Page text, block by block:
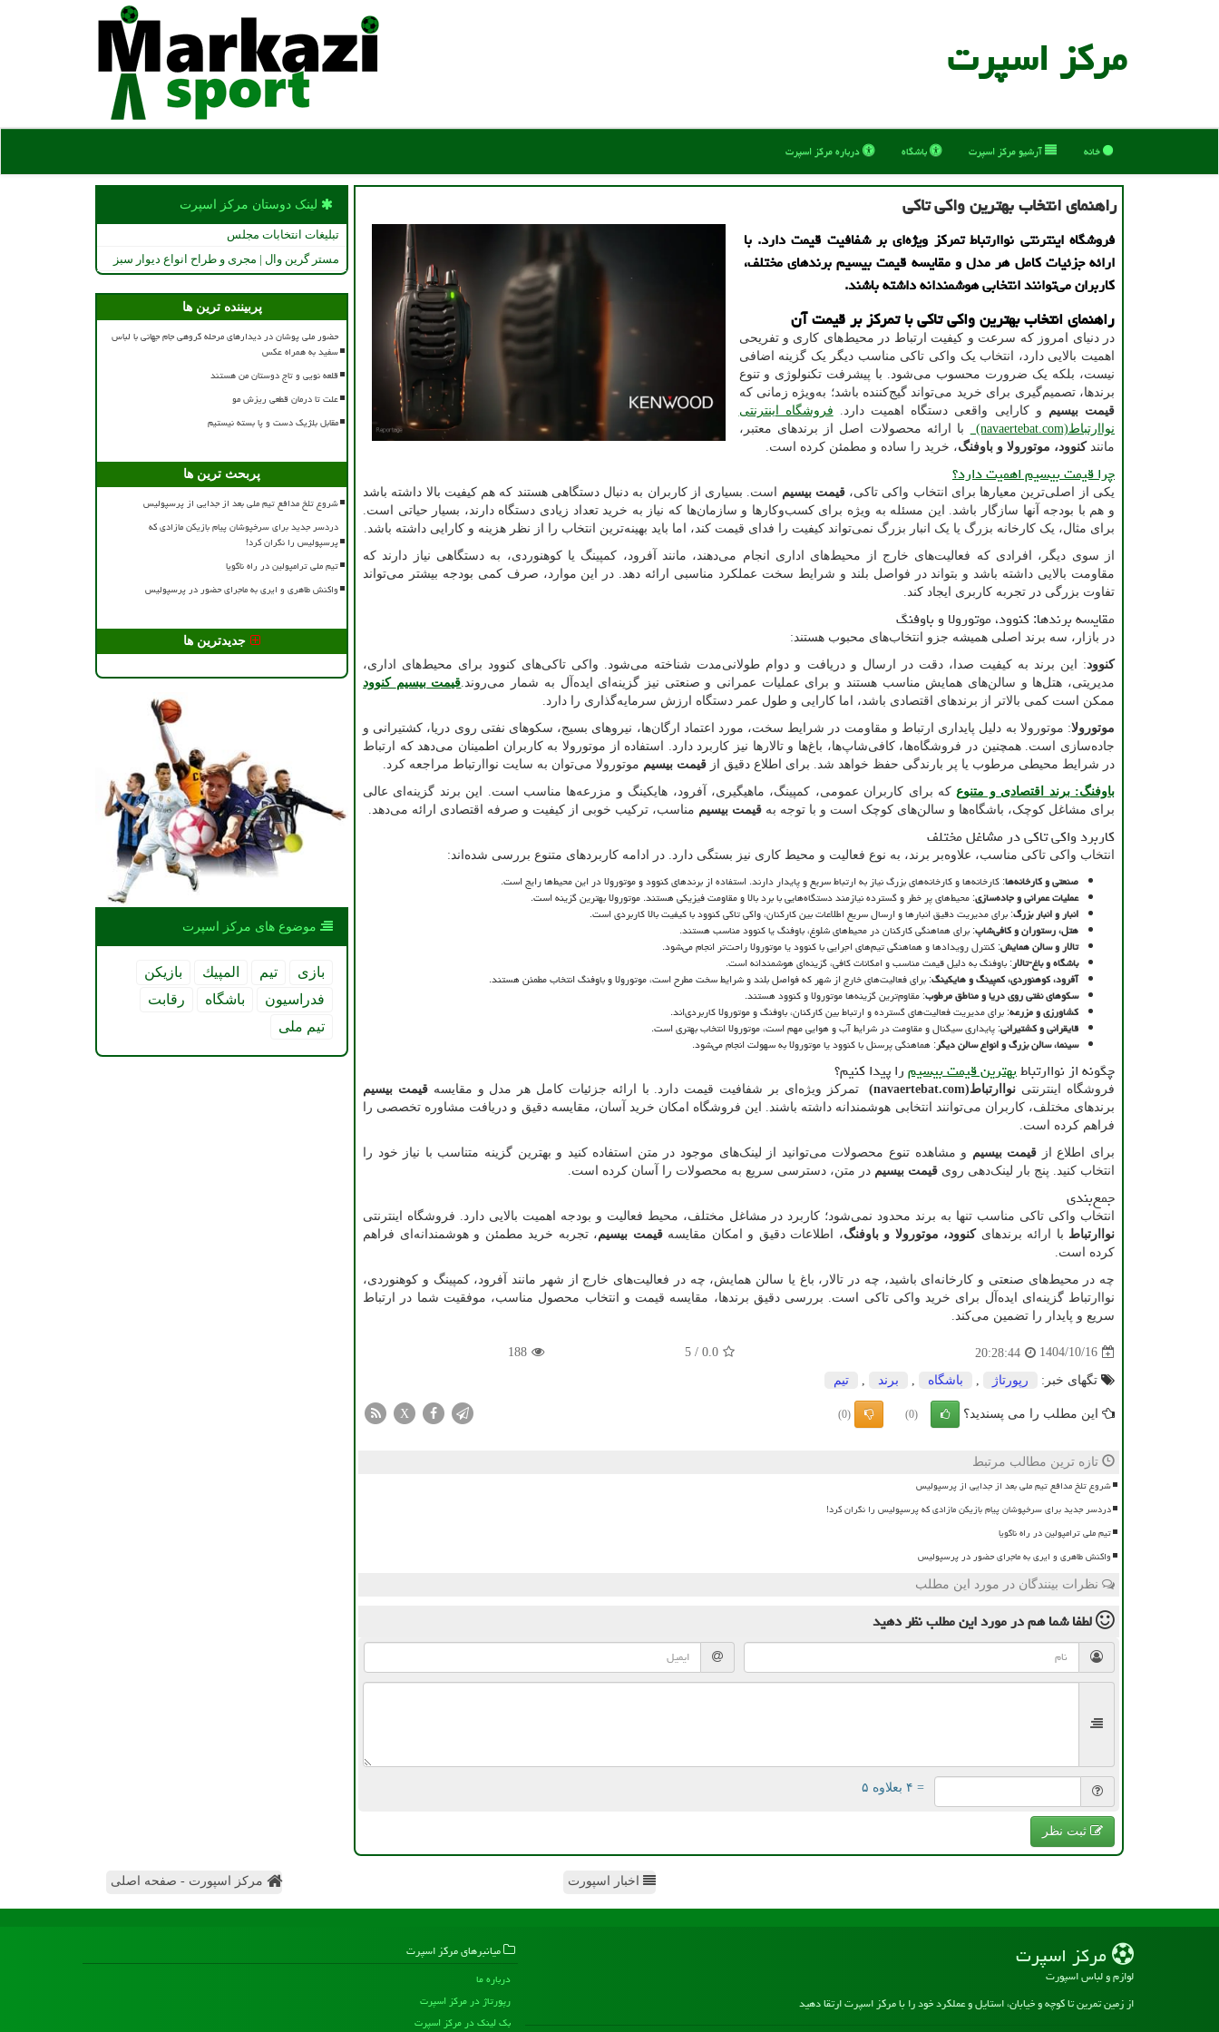
مركز اسپرت
خانه آرشیو مركز اسپرت باشگاه درباره مركز اسپرت
راهنمای انتخاب بهترین واکی تاکی
فروشگاه اینترنتی نواارتباط تمرکز ویژه‌ای بر شفافیت قیمت دارد. با
ارائه جزئیات کامل هر مدل و مقایسه قیمت بیسیم برندهای مختلف،
کاربران می‌توانند انتخابی هوشمندانه داشته باشند.
راهنمای انتخاب بهترین واکی تاکی با تمرکز بر قیمت آن
در دنیای امروز که سرعت و کیفیت ارتباط در محیط‌های کاری و تفریحی
اهمیت بالایی دارد، انتخاب یک واکی تاکی مناسب دیگر یک گزینه اضافی
نیست، بلکه یک ضرورت محسوب می‌شود. با پیشرفت تکنولوژی و تنوع
برندها، تصمیم‌گیری برای خرید می‌تواند گیج‌کننده باشد؛ به‌ویژه زمانی که
قیمت بیسیم و کارایی واقعی دستگاه اهمیت دارد. فروشگاه اینترنتی
نواارتباط(navaertebat.com)
با ارائه محصولات اصل از برندهای معتبر،
مانندکنوود، موتورولا و باوفنگ، خرید را ساده و مطمئن کرده است.
چرا قیمت بیسیم اهمیت دارد؟
یکی از اصلی‌ترین معیارها برای انتخاب واکی تاکی،قیمت بیسیم است. بسیاری از کاربران به دنبال دستگاهی هستند که هم کیفیت بالا داشته باشد
و هم با بودجه آنها سازگار باشد. این مسئله به ویژه برای کسب‌وکارها و سازمان‌ها که نیاز به خرید تعداد زیادی دستگاه دارند، بسیار حیاتی است.
برای مثال، یک کارخانه بزرگ یا یک انبار بزرگ نمی‌تواند کیفیت را فدای قیمت کند، اما باید بهینه‌ترین انتخاب را از نظر هزینه و کارایی داشته باشد.
از سوی دیگر، افرادی که فعالیت‌های خارج از محیط‌های اداری انجام می‌دهند، مانند آفرود، کمپینگ یا کوهنوردی، به دستگاهی نیاز دارند که
مقاومت بالایی داشته باشد و بتواند در فواصل بلند و شرایط سخت عملکرد مناسبی ارائه دهد. در این موارد، صرف کمی بودجه بیشتر می‌تواند
تفاوت بزرگی در تجربه کاربری ایجاد کند.
مقایسه برندها: کنوود، موتورولا و باوفنگ
در بازار، سه برند اصلی همیشه جزو انتخاب‌های محبوب هستند:
کنوود: این برند به کیفیت صدا، دقت در ارسال و دریافت و دوام طولانی‌مدت شناخته می‌شود. واکی تاکی‌های کنوود برای محیط‌های اداری،
مدیریتی، هتل‌ها و سالن‌های همایش مناسب هستند و برای عملیات عمرانی و صنعتی نیز گزینه‌ای ایده‌آل به شمار می‌روند.قیمت بیسیم کنوود
ممکن است کمی بالاتر از برندهای اقتصادی باشد، اما کارایی و طول عمر دستگاه ارزش سرمایه‌گذاری را دارد.
موتورولا: موتورولا به دلیل پایداری ارتباط و مقاومت در شرایط سخت، مورد اعتماد ارگان‌ها، نیروهای بسیج، سکوهای نفتی روی دریا، کشتیرانی و
جاده‌سازی است. همچنین در فروشگاه‌ها، کافی‌شاپ‌ها، باغ‌ها و تالارها نیز کاربرد دارد. استفاده از موتورولا به کاربران اطمینان می‌دهد که ارتباط
در شرایط محیطی مرطوب یا پر بارندگی حفظ خواهد شد. برای اطلاع دقیق از قیمت بیسیم موتورولا می‌توان به سایت نواارتباط مراجعه کرد.
باوفنگ: برند اقتصادی و متنوعکه برای کاربران عمومی، کمپینگ، ماهیگیری، آفرود، هایکینگ و مزرعه‌ها مناسب است. این برند گزینه‌ای عالی
برای مشاغل کوچک، باشگاه‌ها و سالن‌های کوچک است و با توجه به قیمت بیسیم مناسب، ترکیب خوبی از کیفیت و صرفه اقتصادی ارائه می‌دهد.
کاربرد واکی تاکی در مشاغل مختلف
انتخاب واکی تاکی مناسب، علاوه‌بر برند، به نوع فعالیت و محیط کاری نیز بستگی دارد. در ادامه کاربردهای متنوع بررسی شده‌اند:
صنعتی و کارخانه‌ها: کارخانه‌ها و کارخانه‌های بزرگ نیاز به ارتباط سریع و پایدار دارند. استفاده از برندهای کنوود و موتورولا در این محیط‌ها رایج است.
عملیات عمرانی و جاده‌سازی: محیط‌های پر خطر و گسترده نیازمند دستگاه‌هایی با برد بالا و مقاومت فیزیکی هستند. موتورولا بهترین گزینه است.
انبار و انبار بزرگ: برای مدیریت دقیق انبارها و ارسال سریع اطلاعات بین کارکنان، واکی تاکی کنوود با کیفیت بالا کاربردی است.
هتل، رستوران و کافی‌شاپ: برای هماهنگی کارکنان در محیط‌های شلوغ، باوفنگ یا کنوود مناسب هستند.
تالار و سالن همایش: کنترل رویدادها و هماهنگی تیم‌های اجرایی با کنوود یا موتورولا راحت‌تر انجام می‌شود.
باشگاه و باغ-تالار: باوفنگ به دلیل قیمت مناسب و امکانات کافی، گزینه‌ای هوشمندانه است.
آفرود، کوهنوردی، کمپینگ و هایکینگ: برای فعالیت‌های خارج از شهر که فواصل بلند و شرایط سخت مطرح است، موتورولا و باوفنگ انتخاب مطمئن هستند.
سکوهای نفتی روی دریا و مناطق مرطوب: مقاوم‌ترین گزینه‌ها موتورولا و کنوود هستند.
کشاورزی و مزرعه: برای مدیریت فعالیت‌های گسترده و ارتباط بین کارکنان، باوفنگ و موتورولا کاربردی‌اند.
قایقرانی و کشتیرانی: پایداری سیگنال و مقاومت در شرایط آب و هوایی مهم است، موتورولا انتخاب بهتری است.
سینما، سالن بزرگ و انواع سالن دیگر: هماهنگی پرسنل با کنوود یا موتورولا به سهولت انجام می‌شود.
چگونه از نواارتباطبهترین قیمت بیسیمرا پیدا کنیم؟
فروشگاه اینترنتی نواارتباط(navaertebat.com) تمرکز ویژه‌ای بر شفافیت قیمت دارد. با ارائه جزئیات کامل هر مدل و مقایسهقیمت بیسیم
برندهای مختلف، کاربران می‌توانند انتخابی هوشمندانه داشته باشند. این فروشگاه امکان خرید آسان، مقایسه دقیق و دریافت مشاوره تخصصی را
فراهم کرده است.
برای اطلاع از قیمت بیسیم و مشاهده تنوع محصولات می‌توانید از لینک‌های موجود در متن استفاده کنید و بهترین گزینه متناسب با نیاز خود را
انتخاب کنید. پنج بار لینک‌دهی روی قیمت بیسیم در متن، دسترسی سریع به محصولات را آسان کرده است.
جمع‌بندی
انتخاب واکی تاکی مناسب تنها به برند محدود نمی‌شود؛ کاربرد در مشاغل مختلف، محیط فعالیت و بودجه اهمیت بالایی دارد. فروشگاه اینترنتی
نواارتباط با ارائه برندهایکنوود، موتورولا و باوفنگ، اطلاعات دقیق و امکان مقایسهقیمت بیسیم، تجربه خرید مطمئن و هوشمندانه‌ای فراهم
کرده است.
چه در محیط‌های صنعتی و کارخانه‌ای باشید، چه در تالار، باغ یا سالن همایش، چه در فعالیت‌های خارج از شهر مانند آفرود، کمپینگ و کوهنوردی،
نواارتباط گزینه‌ای ایده‌آل برای خرید واکی تاکی است. بررسی دقیق برندها، مقایسه قیمت و انتخاب محصول مناسب، موفقیت شما در ارتباط
سریع و پایدار را تضمین می‌کند.
1404/10/16
20:28:44
0.0
/
5
188
تگهای خبر: رپورتاژ باشگاه برند تیم
این مطلب را می پسندید؟ (0)
(0)
X
تازه ترین مطالب مرتبط
شروع تلخ مدافع تیم ملی بعد از جدایی از پرسپولیس
دردسر جدید برای سرخپوشان پیام بازیکن مازادی که پرسپولیس را نگران کرد!
تیم ملی ترامپولین در راه ناگویا
واکنش طاهری و ایری به ماجرای حضور در پرسپولیس
نظرات بینندگان در مورد این مطلب
لطفا شما همدر مورد این مطلبنظر دهید
= ۴ بعلاوه ۵
ثبت نظر
لینک دوستان مركز اسپرت
تبلیغات انتخابات مجلس
مستر گرین وال | مجری و طراح انواع دیوار سبز
پربیننده ترین ها
حضور ملی پوشان در دیدارهای مرحله گروهی جام جهانی با لباس
سفید به همراه عکس
قلعه نویی و تاج دوستان من هستند
علت تا درمان قطعی ریزش مو
مقابل بلژیک دست و پا بسته نیستیم
پربحث ترین ها
شروع تلخ مدافع تیم ملی بعد از جدایی از پرسپولیس
دردسر جدید برای سرخپوشان پیام بازیکن مازادی که
پرسپولیس را نگران کرد!
تیم ملی ترامپولین در راه ناگویا
واکنش طاهری و ایری به ماجرای حضور در پرسپولیس
جدیدترین ها
موضوع های مركز اسپرت
بازی تیم المپیك
بازیكن
فدراسیون
باشگاه
رقابت
تیم ملی
اخبار اسپورت مرکز اسپورت - صفحه اصلی
مركز اسپرت
لوازم و لباس اسپورت
از زمین تمرین تا کوچه و خیابان، استایل و عملکرد خود را با مرکز اسپرت ارتقا دهید
میانبرهای مركز اسپرت
درباره ما
رپورتاژ در مركز اسپرت
بک لینک در مركز اسپرت